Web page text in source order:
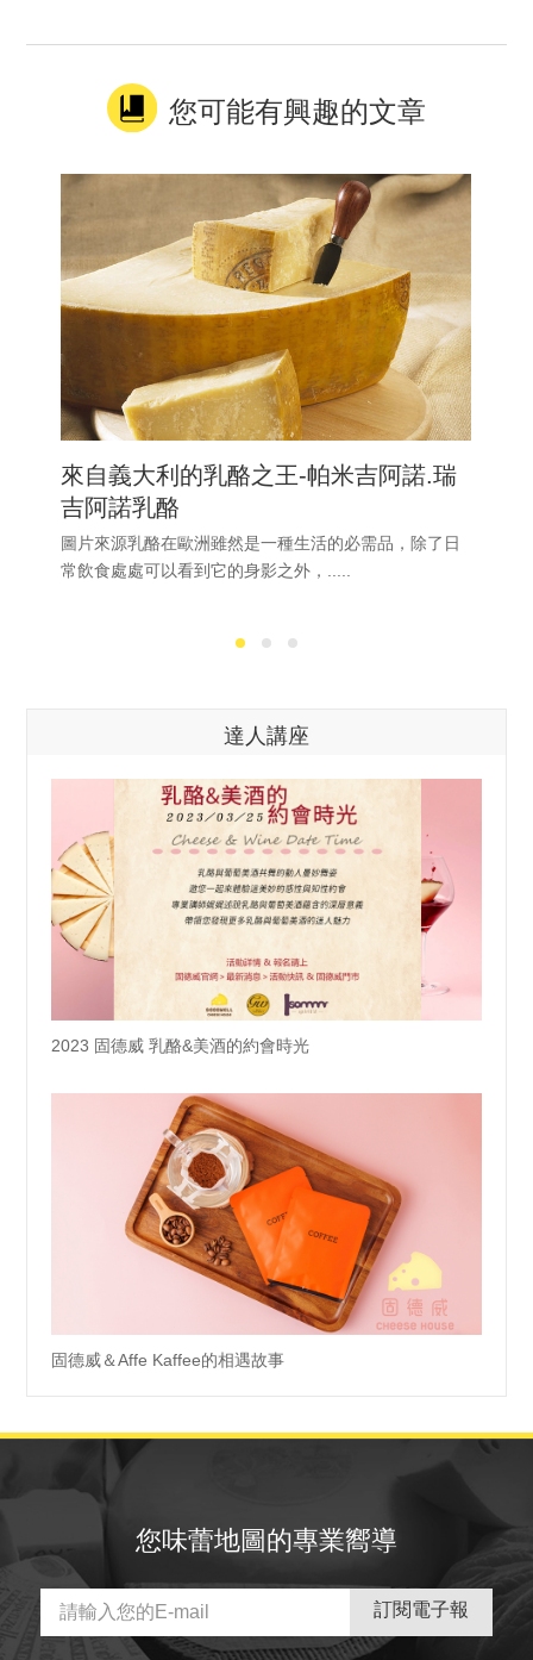
您可能有興趣的文章
來自義大利的乳酪之王-帕米吉阿諾.瑞
吉阿諾乳酪
圖片來源乳酪在歐洲雖然是一種生活的必需品，除了日
常飲食處處可以看到它的身影之外，.....
達人講座
2023 固德威 乳酪&美酒的約會時光
固德威＆Affe Kaffee的相遇故事
您味蕾地圖的專業嚮導